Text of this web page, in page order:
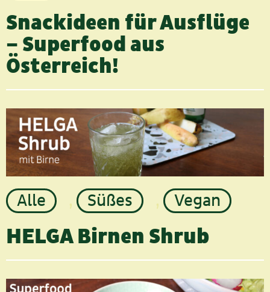
Snackideen für Ausflüge
– Superfood aus
Österreich!
Alle , Süßes , Vegan
HELGA Birnen Shrub